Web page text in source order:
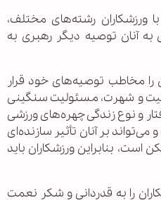
رشته‌های مختلف،
آنان توصیه دیگر رهبری به
را مخاطب توصیه‌های خود قرار
و شهرت، مسئولیت سنگینی
و نوع زندگی چهره‌های ورزشی
می‌تواند بر آنان تأثیر سازنده‌ای
بنابراین ورزشکاران باید
را به قدردانی و شکر نعمت